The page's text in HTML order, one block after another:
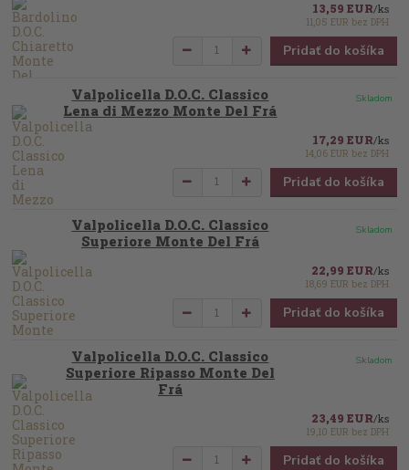
13,59 EUR/ks
11,05 EURbez DPH
Pridať do košíka
Valpolicella D.O.C. Classico
Lena di Mezzo Monte Del Frá
17,29 EUR/ks
14,06 EURbez DPH
Skladom
Pridať do košíka
Valpolicella D.O.C. Classico
Superiore Monte Del Frá
22,99 EUR/ks
18,69 EURbez DPH
Skladom
Pridať do košíka
Valpolicella D.O.C. Classico
Superiore Ripasso Monte Del
Frá
23,49 EUR/ks
19,10 EURbez DPH
Skladom
Pridať do košíka